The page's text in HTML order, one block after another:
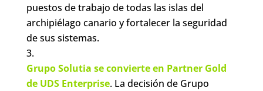
puestos de trabajo de todas las islas del
archipiélago canario y fortalecer la seguridad
de sus sistemas.
Grupo Solutia se convierte en Partner Gold
de UDS Enterprise. La decisión de Grupo